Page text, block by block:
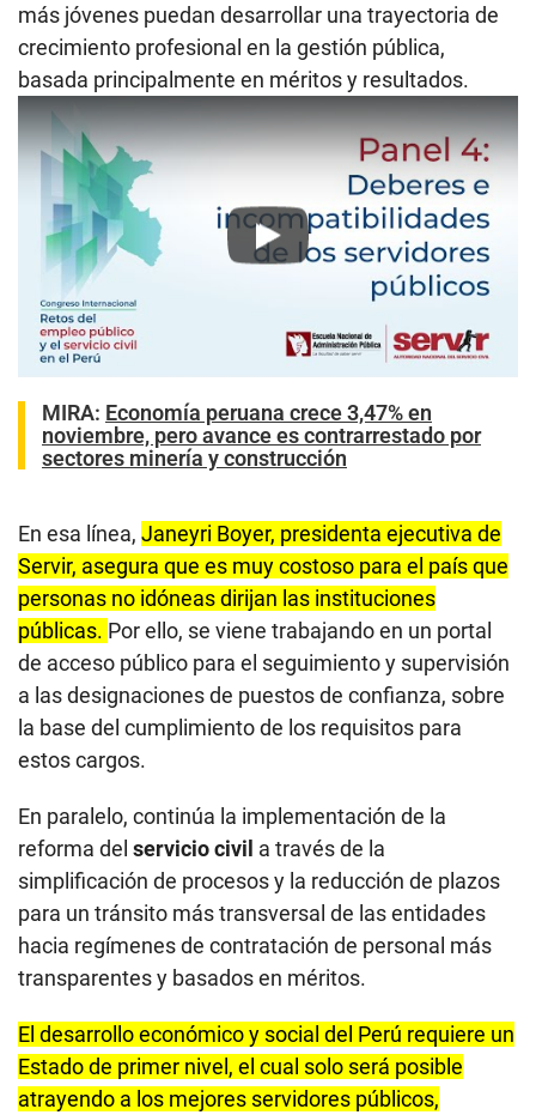
más jóvenes puedan desarrollar una trayectoria de
crecimiento profesional en la gestión pública,
basada principalmente en méritos y resultados.
Play
MIRA: Economía peruana crece 3,47% en
noviembre, pero avance es contrarrestado por
sectores minería y construcción
En esa línea, Janeyri Boyer, presidenta ejecutiva de
Servir, asegura que es muy costoso para el país que
personas no idóneas dirijan las instituciones
públicas. Por ello, se viene trabajando en un portal
de acceso público para el seguimiento y supervisión
a las designaciones de puestos de confianza, sobre
la base del cumplimiento de los requisitos para
estos cargos.
En paralelo, continúa la implementación de la
reforma del servicio civil a través de la
simplificación de procesos y la reducción de plazos
para un tránsito más transversal de las entidades
hacia regímenes de contratación de personal más
transparentes y basados en méritos.
El desarrollo económico y social del Perú requiere un
Estado de primer nivel, el cual solo será posible
atrayendo a los mejores servidores públicos,